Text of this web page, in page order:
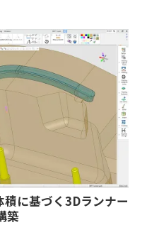
に基づく3Dランナー
築